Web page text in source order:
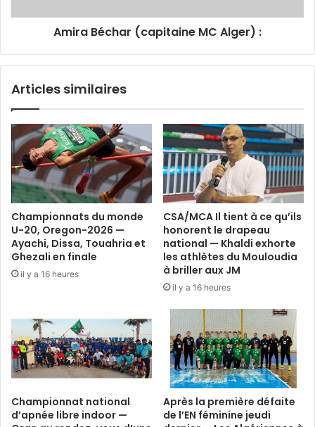
Amira Béchar (capitaine MC Alger) :
Articles similaires
Championnats du monde
U-20, Oregon-2026 —
Ayachi, Dissa, Touahria et
Ghezali en finale
il y a 16 heures
CSA/MCA Il tient à ce qu’ils
honorent le drapeau
national — Khaldi exhorte
les athlètes du Mouloudia
à briller aux JM
il y a 16 heures
Championnat national
d’apnée libre indoor —
Après la première défaite
de l’EN féminine jeudi